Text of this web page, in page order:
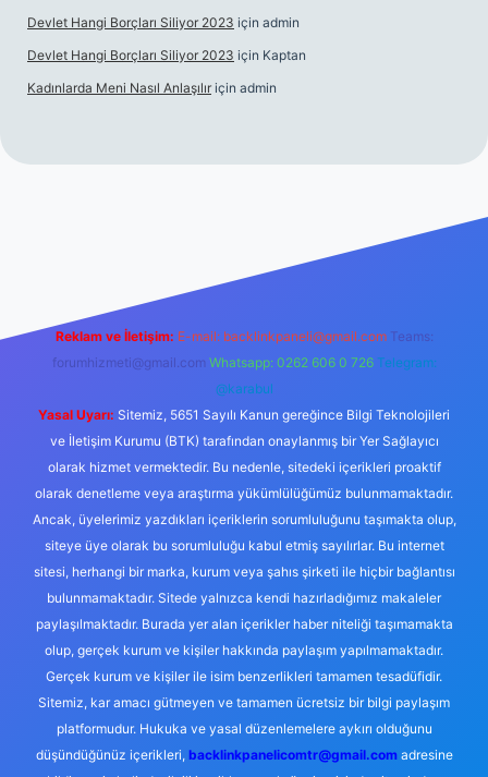
Devlet Hangi Borçları Siliyor 2023 için admin
Devlet Hangi Borçları Siliyor 2023 için Kaptan
Kadınlarda Meni Nasıl Anlaşılır için admin
Betexper
Reklam ve İletişim: E-mail: backlinkpaneli@gmail.com Teams:
forumhizmeti@gmail.com Whatsapp: 0262 606 0 726 Telegram:
@karabul
Yasal Uyarı: Sitemiz, 5651 Sayılı Kanun gereğince Bilgi Teknolojileri
ve İletişim Kurumu (BTK) tarafından onaylanmış bir Yer Sağlayıcı
olarak hizmet vermektedir. Bu nedenle, sitedeki içerikleri proaktif
olarak denetleme veya araştırma yükümlülüğümüz bulunmamaktadır.
Ancak, üyelerimiz yazdıkları içeriklerin sorumluluğunu taşımakta olup,
siteye üye olarak bu sorumluluğu kabul etmiş sayılırlar. Bu internet
sitesi, herhangi bir marka, kurum veya şahıs şirketi ile hiçbir bağlantısı
bulunmamaktadır. Sitede yalnızca kendi hazırladığımız makaleler
paylaşılmaktadır. Burada yer alan içerikler haber niteliği taşımamakta
olup, gerçek kurum ve kişiler hakkında paylaşım yapılmamaktadır.
Gerçek kurum ve kişiler ile isim benzerlikleri tamamen tesadüfidir.
Sitemiz, kar amacı gütmeyen ve tamamen ücretsiz bir bilgi paylaşım
platformudur. Hukuka ve yasal düzenlemelere aykırı olduğunu
düşündüğünüz içerikleri, backlinkpanelicomtr@gmail.comadresine